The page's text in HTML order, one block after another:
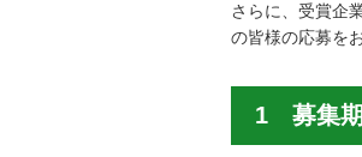
さらに、受賞企
の皆様の応募を
1 募集